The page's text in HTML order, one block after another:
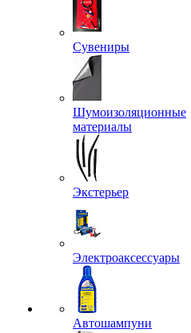
Сувениры
Шумоизоляционные
материалы
Экстерьер
Электроаксессуары
Автошампуни